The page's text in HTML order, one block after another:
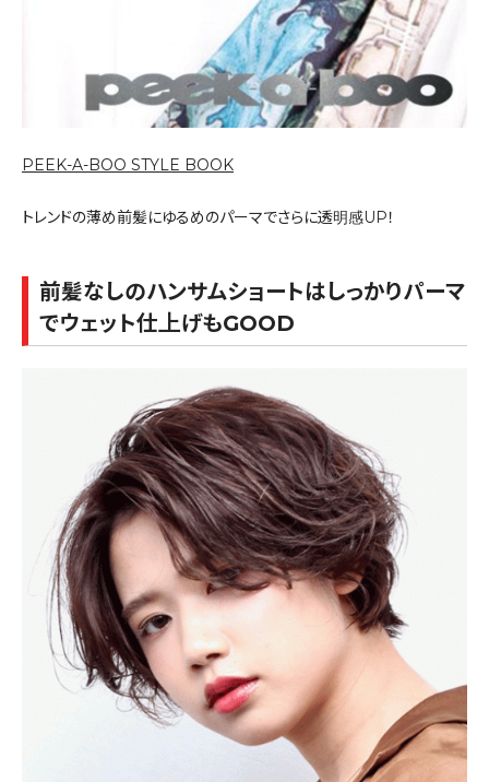
PEEK-A-BOO STYLE BOOK
トレンドの薄め前髪にゆるめのパーマでさらに透明感UP！
前髪なしのハンサムショートはしっかりパーマ
でウェット仕上げもGOOD